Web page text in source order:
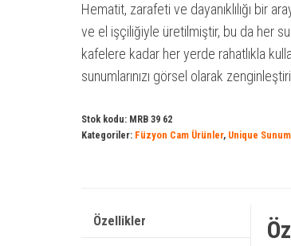
Hematit, zarafeti ve dayanıklılığı bir
ve el işçiliğiyle üretilmiştir, bu da her
kafelere kadar her yerde rahatlıkla
sunumlarınızı görsel olarak
Stok kodu: MRB 39 62
Kategoriler: Füzyon Cam Ürünler, Unique
Özellikler